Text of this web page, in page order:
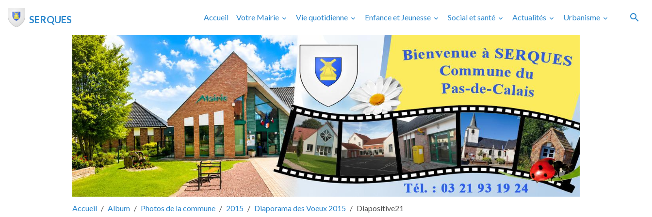
SERQUES Accueil Votre Mairie Vie quotidienne Enfance et Jeunesse Social et santé Actualités Urbanisme
Accueil Album Photos de la commune 2015 Diaporama des Voeux 2015 Diapositive21